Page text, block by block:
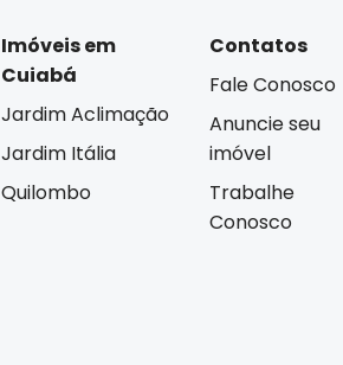
Imóveis em
Cuiabá
Jardim Aclimação
Jardim Itália
Quilombo
Contatos
Fale Conosco
Anuncie seu
imóvel
Trabalhe
Conosco